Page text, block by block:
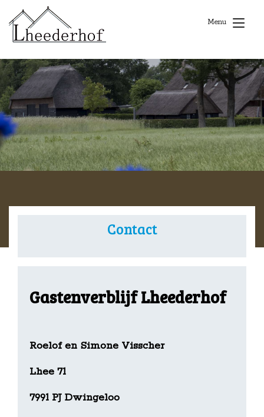
Menu
Contact
GastenverblijfLheederhof
Roelof en Simone Visscher
Lhee 71
7991 PJ Dwingeloo